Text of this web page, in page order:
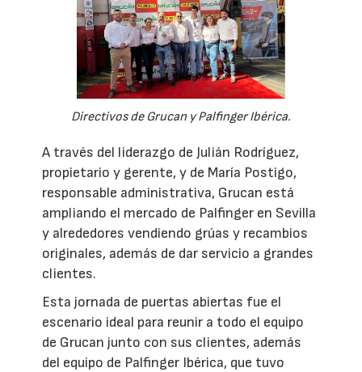
Directivos de Grucan y Palfinger Ibérica.
A través del liderazgo de Julián Rodríguez,
propietario y gerente, y de María Postigo,
responsable administrativa, Grucan está
ampliando el mercado de Palfinger en Sevilla
y alrededores vendiendo grúas y recambios
originales, además de dar servicio a grandes
clientes.
Esta jornada de puertas abiertas fue el
escenario ideal para reunir a todo el equipo
de Grucan junto con sus clientes, además
del equipo de Palfinger Ibérica, que tuvo